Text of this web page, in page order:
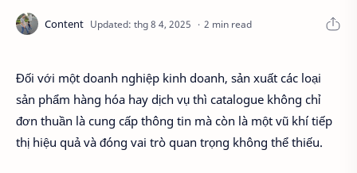
2 min read
Đối với một doanh nghiệp kinh doanh, sản xuất các loại
sản phẩm hàng hóa hay dịch vụ thì catalogue không chỉ
đơn thuần là cung cấp thông tin mà còn là một vũ khí tiếp
thị hiệu quả và đóng vai trò quan trọng không thể thiếu.